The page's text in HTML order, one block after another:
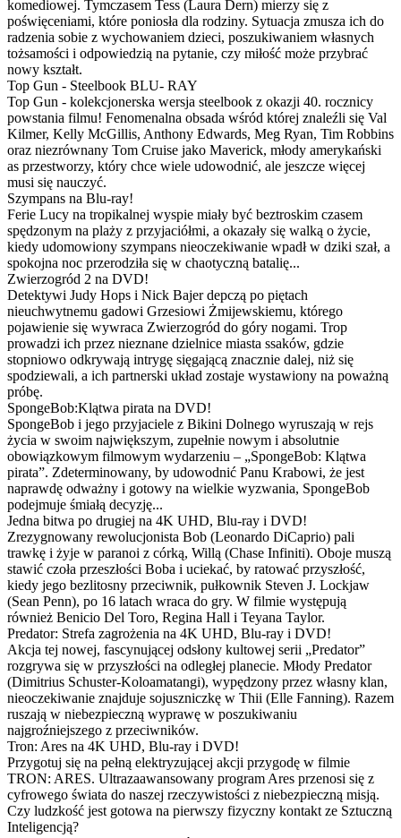
komediowej. Tymczasem Tess (Laura Dern) mierzy się z
poświęceniami, które poniosła dla rodziny. Sytuacja zmusza ich do
radzenia sobie z wychowaniem dzieci, poszukiwaniem własnych
tożsamości i odpowiedzią na pytanie, czy miłość może przybrać
nowy kształt.
Top Gun - Steelbook BLU- RAY
Top Gun - kolekcjonerska wersja steelbook z okazji 40. rocznicy
powstania filmu! Fenomenalna obsada wśród której znaleźli się Val
Kilmer, Kelly McGillis, Anthony Edwards, Meg Ryan, Tim Robbins
oraz niezrównany Tom Cruise jako Maverick, młody amerykański
as przestworzy, który chce wiele udowodnić, ale jeszcze więcej
musi się nauczyć.
Szympans na Blu-ray!
Ferie Lucy na tropikalnej wyspie miały być beztroskim czasem
spędzonym na plaży z przyjaciółmi, a okazały się walką o życie,
kiedy udomowiony szympans nieoczekiwanie wpadł w dziki szał, a
spokojna noc przerodziła się w chaotyczną batalię...
Zwierzogród 2 na DVD!
Detektywi Judy Hops i Nick Bajer depczą po piętach
nieuchwytnemu gadowi Grzesiowi Żmijewskiemu, którego
pojawienie się wywraca Zwierzogród do góry nogami. Trop
prowadzi ich przez nieznane dzielnice miasta ssaków, gdzie
stopniowo odkrywają intrygę sięgającą znacznie dalej, niż się
spodziewali, a ich partnerski układ zostaje wystawiony na poważną
próbę.
SpongeBob:Klątwa pirata na DVD!
SpongeBob i jego przyjaciele z Bikini Dolnego wyruszają w rejs
życia w swoim największym, zupełnie nowym i absolutnie
obowiązkowym filmowym wydarzeniu – „SpongeBob: Klątwa
pirata”. Zdeterminowany, by udowodnić Panu Krabowi, że jest
naprawdę odważny i gotowy na wielkie wyzwania, SpongeBob
podejmuje śmiałą decyzję...
Jedna bitwa po drugiej na 4K UHD, Blu-ray i DVD!
Zrezygnowany rewolucjonista Bob (Leonardo DiCaprio) pali
trawkę i żyje w paranoi z córką, Willą (Chase Infiniti). Oboje muszą
stawić czoła przeszłości Boba i uciekać, by ratować przyszłość,
kiedy jego bezlitosny przeciwnik, pułkownik Steven J. Lockjaw
(Sean Penn), po 16 latach wraca do gry. W filmie występują
również Benicio Del Toro, Regina Hall i Teyana Taylor.
Predator: Strefa zagrożenia na 4K UHD, Blu-ray i DVD!
Akcja tej nowej, fascynującej odsłony kultowej serii „Predator”
rozgrywa się w przyszłości na odległej planecie. Młody Predator
(Dimitrius Schuster-Koloamatangi), wypędzony przez własny klan,
nieoczekiwanie znajduje sojuszniczkę w Thii (Elle Fanning). Razem
ruszają w niebezpieczną wyprawę w poszukiwaniu
najgroźniejszego z przeciwników.
Tron: Ares na 4K UHD, Blu-ray i DVD!
Przygotuj się na pełną elektryzującej akcji przygodę w filmie
TRON: ARES. Ultrazaawansowany program Ares przenosi się z
cyfrowego świata do naszej rzeczywistości z niebezpieczną misją.
Czy ludzkość jest gotowa na pierwszy fizyczny kontakt ze Sztuczną
Inteligencją?